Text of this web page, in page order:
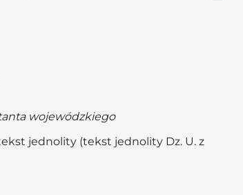
wojewódzkiego
jednolity (tekst jednolity Dz. U. z